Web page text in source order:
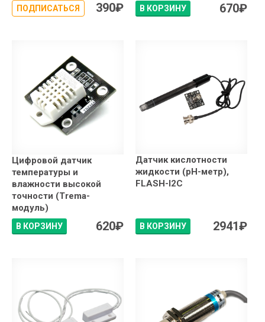
ПОДПИСАТЬСЯ 390₽ В КОРЗИНУ 670₽
Цифровой датчик
температуры и
влажности высокой
точности (Trema-
модуль)
В КОРЗИНУ 620₽
Датчик кислотности
жидкости (pH-метр),
FLASH-I2C
В КОРЗИНУ 2941₽